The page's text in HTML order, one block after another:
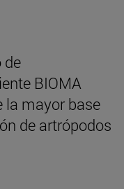
de
BIOMA
la mayor base
de artrópodos